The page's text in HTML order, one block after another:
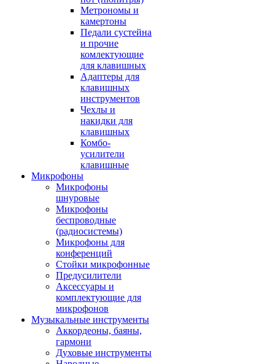
Метрономы и
камертоны
Педали сустейна
и прочие
комлектующие
для клавишных
Адаптеры для
клавишных
инструментов
Чехлы и
накидки для
клавишных
Комбо-
усилители
клавишные
Микрофоны
Микрофоны
шнуровые
Микрофоны
беспроводные
(радиосистемы)
Микрофоны для
конференций
Стойки микрофонные
Предусилители
Аксессуары и
комплектующие для
микрофонов
Музыкальные инструменты
Аккордеоны, баяны,
гармони
Духовые инструменты